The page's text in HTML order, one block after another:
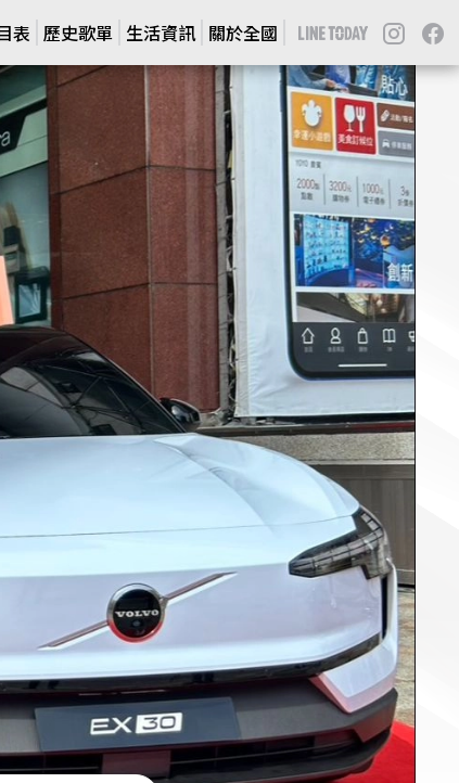
關於全國
生活資訊
歷史歌單
表 關於全國
生活資訊
歷史歌單
表